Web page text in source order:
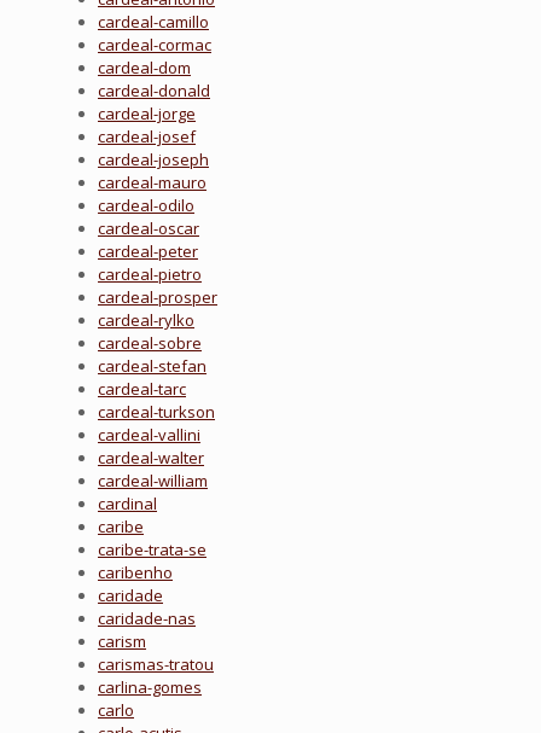
cardeal-camillo
cardeal-cormac
cardeal-dom
cardeal-donald
cardeal-jorge
cardeal-josef
cardeal-joseph
cardeal-mauro
cardeal-odilo
cardeal-oscar
cardeal-peter
cardeal-pietro
cardeal-prosper
cardeal-rylko
cardeal-sobre
cardeal-stefan
cardeal-tarc
cardeal-turkson
cardeal-vallini
cardeal-walter
cardeal-william
cardinal
caribe
caribe-trata-se
caribenho
caridade
caridade-nas
carism
carismas-tratou
carlina-gomes
carlo